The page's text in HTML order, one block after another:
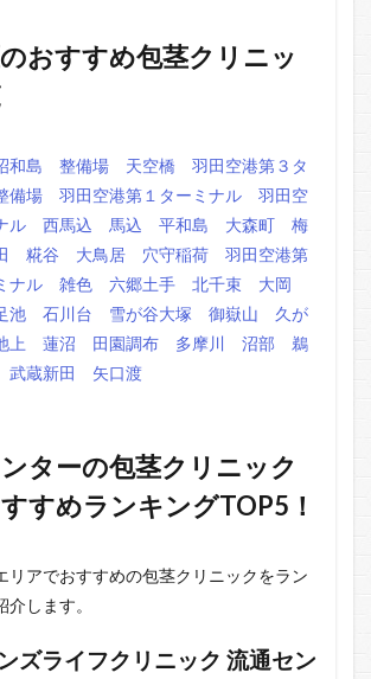
おすすめ包茎クリニッ
和島 整備場 天空橋
羽田空港第３タ
備場 羽田空港第１ターミナル
羽田空
ル
西馬込 馬込 平和島 大森町
梅
糀谷 大鳥居 穴守稲荷
羽田空港第
ナル
雑色 六郷土手 北千束
大岡
池 石川台 雪が谷大塚 御嶽山
久が
上 蓮沼 田園調布 多摩川 沼部
鵜
武蔵新田 矢口渡
ターの包茎クリニック
すめランキングTOP5！
リアでおすすめの包茎クリニックをラン
します。
ズライフクリニック 流通セン